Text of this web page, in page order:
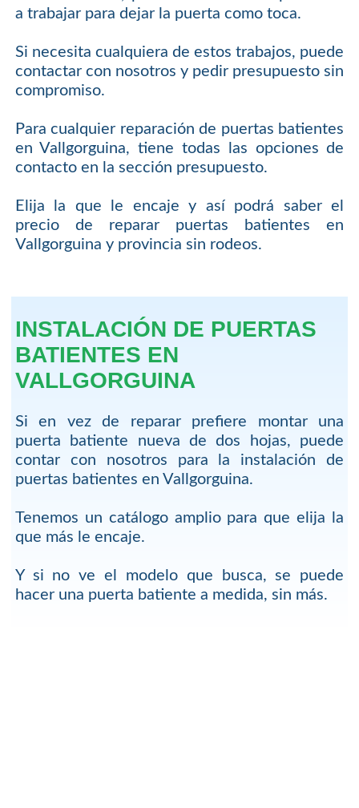
a trabajar para dejar la puerta como toca.
Si necesita cualquiera de estos trabajos, puede
contactar con nosotros y pedir presupuesto sin
compromiso.
Para cualquier reparación de puertas batientes
en Vallgorguina, tiene todas las opciones de
contacto en la sección presupuesto.
Elija la que le encaje y así podrá saber el
precio de reparar puertas batientes en
Vallgorguina y provincia sin rodeos.
INSTALACIÓN DE PUERTAS
BATIENTES EN
VALLGORGUINA
Si en vez de reparar prefiere montar una
puerta batiente nueva de dos hojas, puede
contar con nosotros para la instalación de
puertas batientes en Vallgorguina.
Tenemos un catálogo amplio para que elija la
que más le encaje.
Y si no ve el modelo que busca, se puede
hacer una puerta batiente a medida, sin más.